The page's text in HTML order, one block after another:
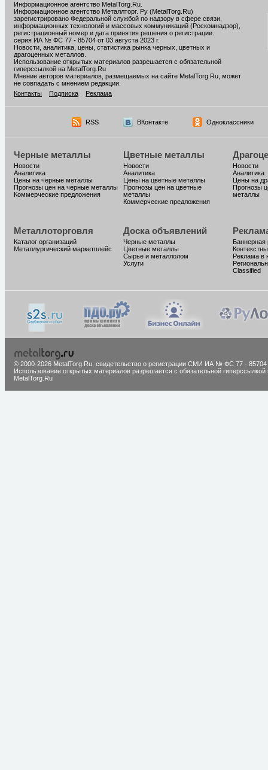
Информационное агентство MetalTorg.Ru
Информационное агентство Металлторг. Ру (MetalTorg.Ru)
зарегистрировано Федеральной службой по надзору в сфере связи,
информационных технологий и массовых коммуникаций (Роскомнадзор),
регистрационный номер и дата принятия решения о регистрации:
серия ИА № ФС 77 - 85704 от 03 августа 2023 г.
Новости, аналитика, цены, статистика рынка черных, цветных и
драгоценных металлов.
Использование открытых материалов разрешается с обязательной
гиперссылкой на MetalTorg.Ru
Мнение авторов материалов, размещаемых на сайте MetalTorg.Ru, может
не совпадать с мнением редакции.
Контакты
Подписка Реклама
RSS ВКонтакте Одноклассники
Черные металлы
Новости
Аналитика
Цены на черные металлы
Прогнозы цен на черные металлы
Коммерческие предложения
Цветные металлы
Новости
Аналитика
Цены на цветные металлы
Прогнозы цен на цветные
металлы
Коммерческие предложения
Новости
Аналитика
Цены на
Прогнозы
металлы
Металлоторговля
Каталог организаций
Металлургический маркетплейс
Доска объявлений
Черные металлы
Цветные металлы
Сырье и металлолом
Услуги
Баннерная
Реклама в
Classified
© 2000-2026 MetalTorg.Ru, cвидетельство о регистрации СМИ ИА № ФС 77 - 85704
Использование открытых материалов разрешается с обязательной гиперссылкой
MetalTorg.Ru